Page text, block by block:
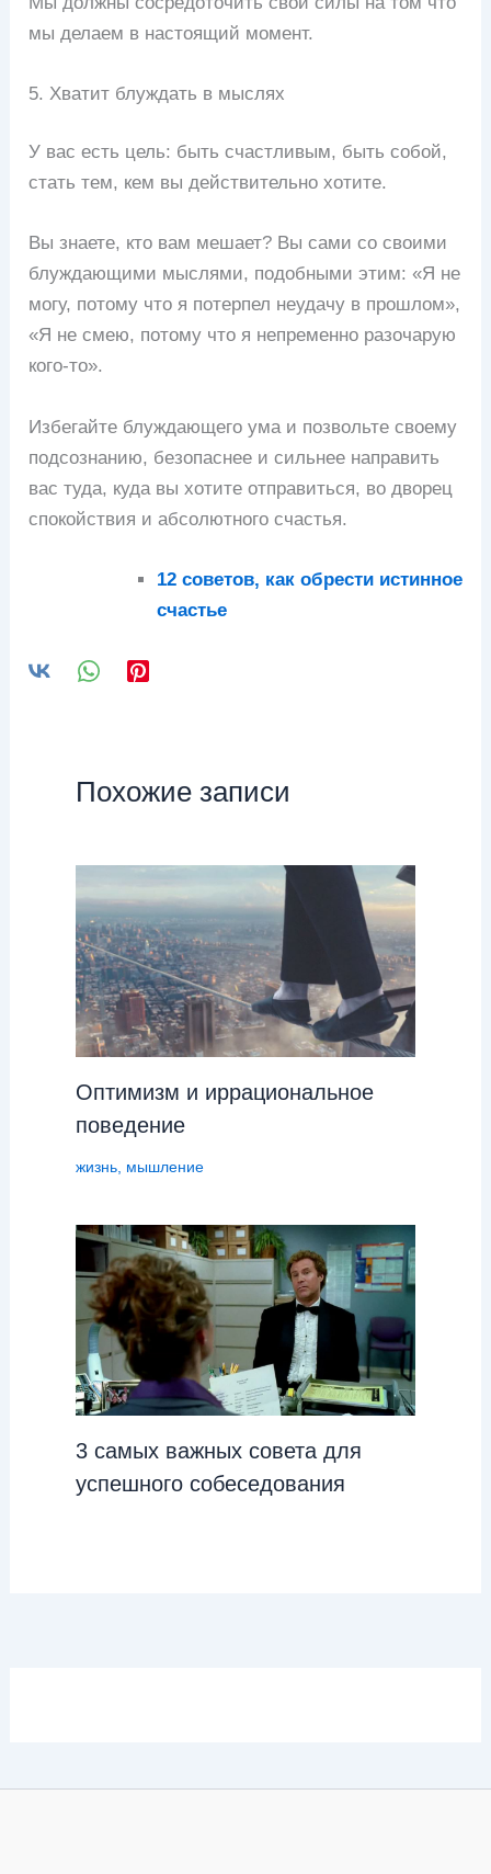
мы делаем в настоящий момент.
5. Хватит блуждать в мыслях
У вас есть цель: быть счастливым, быть собой,
стать тем, кем вы действительно хотите.
Вы знаете, кто вам мешает? Вы сами со своими
блуждающими мыслями, подобными этим: «Я не
могу, потому что я потерпел неудачу в прошлом»,
«Я не смею, потому что я непременно разочарую
кого-то».
Избегайте блуждающего ума и позвольте своему
подсознанию, безопаснее и сильнее направить
вас туда, куда вы хотите отправиться, во дворец
спокойствия и абсолютного счастья.
12 советов, как обрести истинное
счастье
Похожие записи
Оптимизм и иррациональное
поведение
жизнь, мышление
3 самых важных совета для
успешного собеседования